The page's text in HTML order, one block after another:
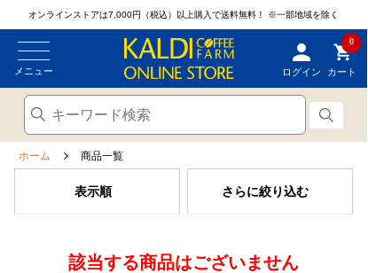
オンラインストアは7,000円（税込）以上購入で送料無料！ ※一部地域を除く
メニュー ログイン
0
カート
ホーム 商品一覧
表示順 さらに絞り込む
該当する商品はございません